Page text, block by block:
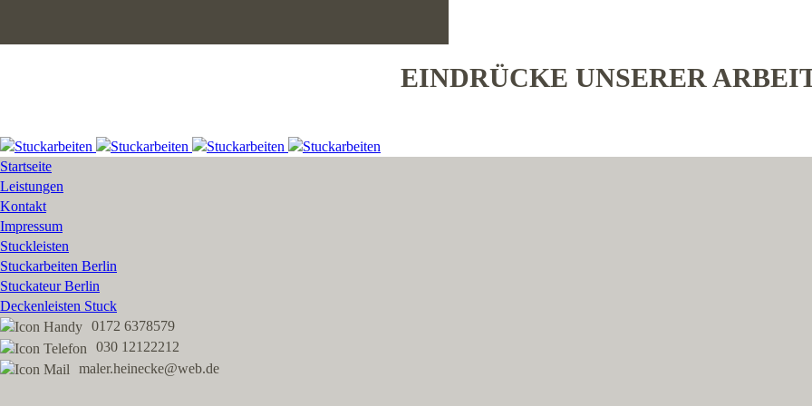
EINDRÜCKE UNSERER
Startseite
Leistungen
Kontakt
Impressum
Stuckleisten
Stuckarbeiten Berlin
Stuckateur Berlin
Deckenleisten Stuck
0172 6378579
030 12122212
maler.heinecke@web.de